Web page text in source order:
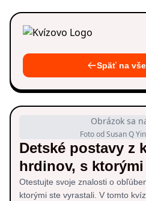
Späť na
Obrázok sa
Foto od Susan Q
Detské postavy z
hrdinov, s
Otestujte svoje znalosti o
ktorými ste vyrastali. V tomto